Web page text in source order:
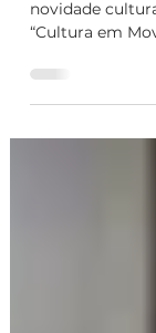
O ano de 2018
“Cultura em